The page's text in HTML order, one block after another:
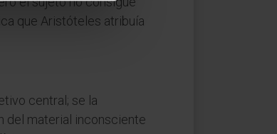
que Aristóteles atribuía
central; se la
del material inconsciente